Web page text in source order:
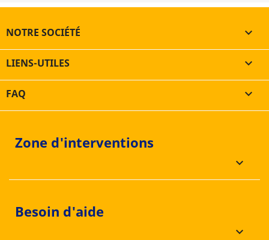
NOTRE SOCIÉTÉ 
LIENS-UTILES 
FAQ 
Zone d'interventions
keyboard_arrow_down
Besoin d'aide
keyboard_arrow_down